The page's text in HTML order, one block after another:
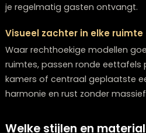
Voordelen ten
rechthoekige tafel
Veilig voor gezinnen met
Zonder scherpe hoeken is er
ongelukjes. De tafel voelt